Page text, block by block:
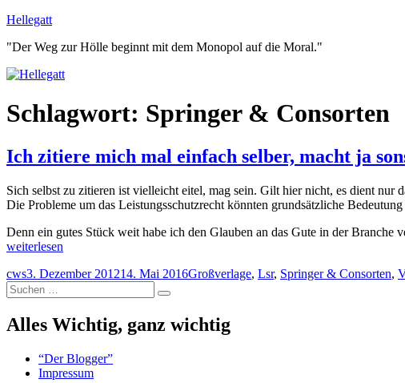
Zum
springen
Hellegatt
"Der Weg zur Hölle beginnt mit dem Monopol auf die Moral."
Schlagwort: Springer & Consorten
Ich zitiere mich mal einfach selber, macht ja
Sich selbst zu zitieren ist vielleicht eitel, mag sein. Gilt hier nicht, es dient nur
Die Probleme um das Leistungsschutzrecht könnten grundsätzliche
Denn ein gutes Stück weit habe ich den Glauben an das Gute in der Branche
„Ich
mich
mal
selber,
macht
sonst
keiner.
weiterlesen
Autor
cwsVeröffentlicht
am
3. Dezember 201214. Mai 2016Schlagwörter
Großverlage, Lsr, Springer & Consorten,
Suchen
nach:
Suchen
Alles Wichtig, ganz wichtig
“Der Blogger”
Impressum